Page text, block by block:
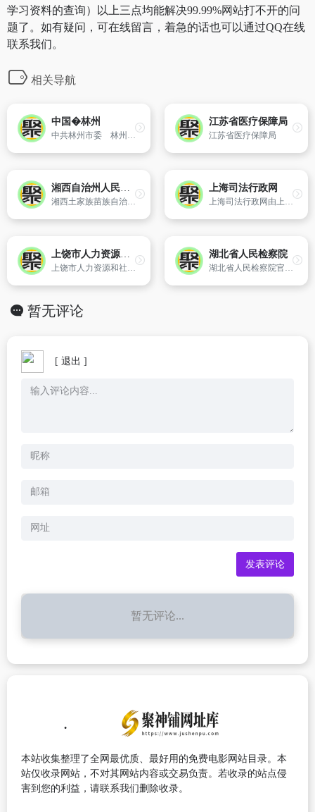
学习资料的查询）以上三点均能解决99.99%网站打不开的问
题了。如有疑问，可在线留言，着急的话也可以通过QQ在线
联系我们。
相关导航
中国�林州
中共林州市委 林州市人民政府主办网站
江苏省医疗保障局
江苏省医疗保障局
湘西自治州人民政府
湘西土家族苗族自治州位于湖南省西北部、云贵高原东侧的武陵山区,与湖北省、贵州省、重庆市接壤；境内居住着土家、苗、汉、回、瑶、侗、白等30个民族,总人口273.93万人,世居主体民族土家族占41.5%、苗族占33.1%。辖吉首市和泸溪、凤凰、花垣、保靖、古丈、永顺、龙山七县,总面积15462平方公里。
上海司法行政网
上海司法行政网由上海司法局主办。上海市司法局是主管上海市司法行政工作的市政府组成部门,是本市政法机关的重要组成部分。主要职责是管理、指导全市的监狱工作、戒毒场所管理工作、社区矫正和安置帮教工作、法制宣传教育工作、律师工作、国家司法考试工作、公证工作、法律援助工作、人民调解和基层法律服务工作
上饶市人力资源和社会保障网
上饶市人力资源和社会保障网,上饶金保工程,上饶社保,公务员招聘,公务员成绩查询,公务员入围名单,就业,小额贷款,保险,生育保险,劳动监察,劳动仲裁,调解仲裁,职业技能鉴定,外国专家局,人力资源市场,事业单位招聘报名,三支一扶招聘报名,大学生就业,职称查询,上饶人才招聘,上饶医保定点单位
湖北省人民检察院
湖北省人民检察院官方网站
暂无评论
[ 退出 ]
暂无评论...
本站收集整理了全网最优质、最好用的免费电影网站目录。本
站仅收录网站，不对其网站内容或交易负责。若收录的站点侵
害到您的利益，请联系我们删除收录。